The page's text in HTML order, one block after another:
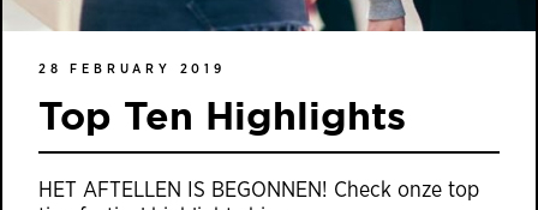
28 FEBRUARY 2019
Top Ten Highlights
HET AFTELLEN IS BEGONNEN! Check onze top